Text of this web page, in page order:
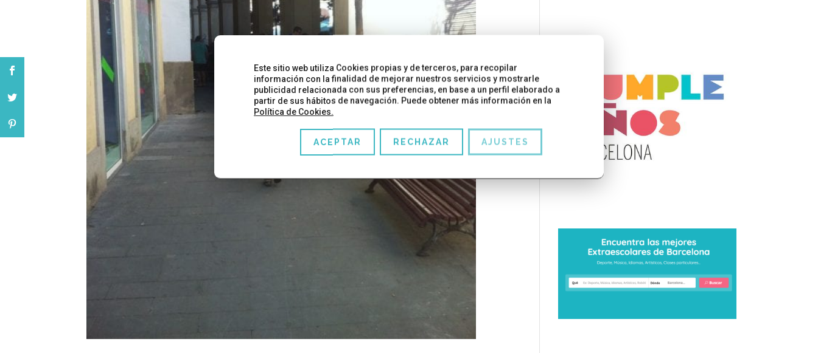
Este sitio web utiliza Cookies propias y de terceros, para recopilar
información con la finalidad de mejorar nuestros servicios y mostrarle
publicidad relacionada con sus preferencias, en base a un perfil elaborado a
partir de sus hábitos de navegación. Puede obtener más información en la
Política de Cookies.
ACEPTAR RECHAZAR AJUSTES